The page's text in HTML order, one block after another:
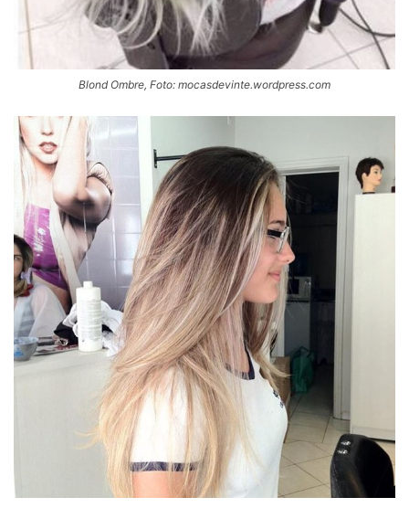
Blond Ombre, Foto: mocasdevinte.wordpress.com